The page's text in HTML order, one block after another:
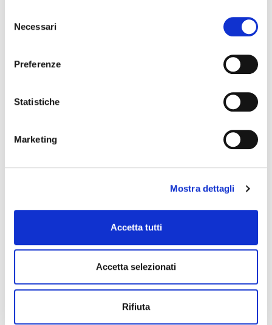
delNecessari
Preferenze
Statistiche
Marketing
Mostra dettagli
Accetta tutti
Accetta selezionati
Rifiuta
alimentatore multiplo